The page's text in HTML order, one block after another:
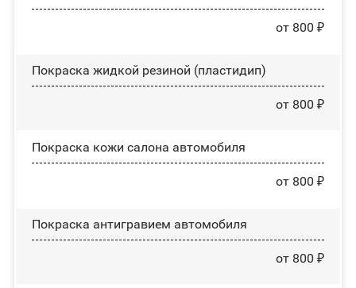
от 800 ₽
Покраска жидкой резиной (пластидип)
от 800 ₽
Покраска кожи салона автомобиля
от 800 ₽
Покраска антигравием автомобиля
от 800 ₽